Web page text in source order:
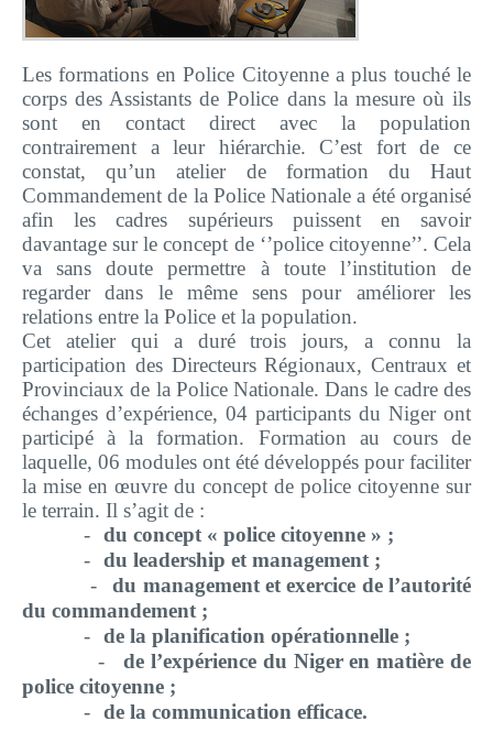
Les formations en Police Citoyenne a plus touché le
corps des Assistants de Police dans la mesure où ils
sont en contact direct avec la population
contrairement a leur hiérarchie. C’est fort de ce
constat, qu’un atelier de formation du Haut
Commandement de la Police Nationale a été organisé
afin les cadres supérieurs puissent en savoir
davantage sur le concept de ‘’police citoyenne’’. Cela
va sans doute permettre à toute l’institution de
regarder dans le même sens pour améliorer les
relations entre la Police et la population.
Cet atelier qui a duré trois jours, a connu la
participation des Directeurs Régionaux, Centraux et
Provinciaux de la Police Nationale. Dans le cadre des
échanges d’expérience, 04 participants du Niger ont
participé à la formation. Formation au cours de
laquelle, 06 modules ont été développés pour faciliter
la mise en œuvre du concept de police citoyenne sur
le terrain. Il s’agit de :
du concept « police citoyenne » ;
du leadership et management ;
du management et exercice de l’autorité
du commandement ;
de la planification opérationnelle ;
de l’expérience du Niger en matière de
police citoyenne ;
de la communication efficace.